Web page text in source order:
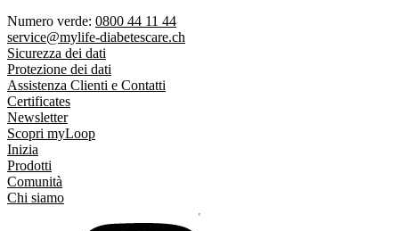
Numero verde: 0800 44 11 44
service@mylife-diabetescare.ch
Sicurezza dei dati
Protezione dei dati
Assistenza Clienti e Contatti
Certificates
Newsletter
Scopri myLoop
Inizia
Prodotti
Comunità
Chi siamo